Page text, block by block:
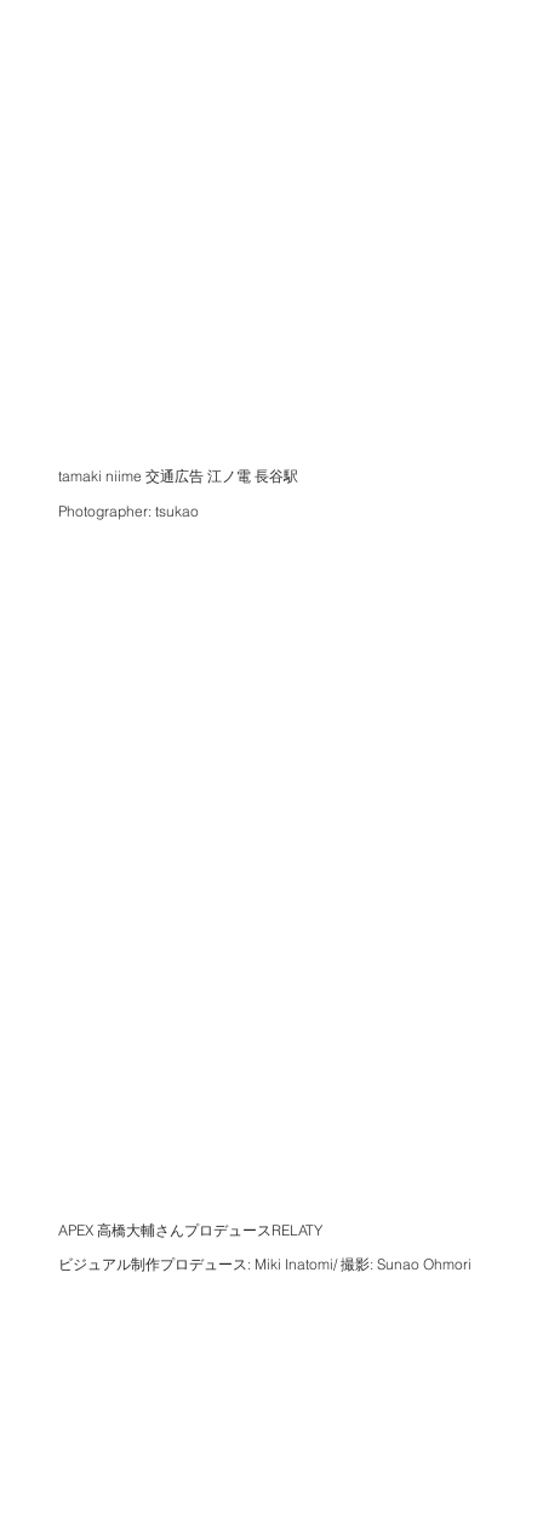
tamaki niime 交通広告 江ノ電 長谷駅
Photographer: tsukao
APEX 高橋大輔さんプロデュースRELATY
ビジュアル制作プロデュース: Miki Inatomi/ 撮影: Sunao Ohmori